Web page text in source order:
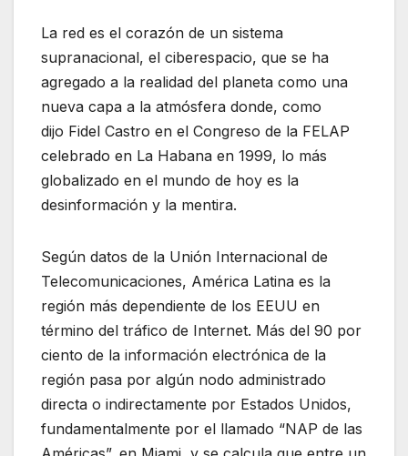
La red es el corazón de un sistema
supranacional, el ciberespacio, que se ha
agregado a la realidad del planeta como una
nueva capa a la atmósfera donde, como
dijo Fidel Castro en el Congreso de la FELAP
celebrado en La Habana en 1999, lo más
globalizado en el mundo de hoy es la
desinformación y la mentira.
Según datos de la Unión Internacional de
Telecomunicaciones, América Latina es la
región más dependiente de los EEUU en
término del tráfico de Internet. Más del 90 por
ciento de la información electrónica de la
región pasa por algún nodo administrado
directa o indirectamente por Estados Unidos,
fundamentalmente por el llamado “NAP de las